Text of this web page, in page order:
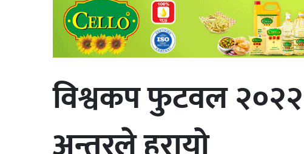
विश्वकप फुटवल